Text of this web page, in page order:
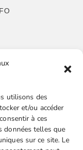
utilisons des
et/ou accéder
à ces
données telles que
sur ce site. Le